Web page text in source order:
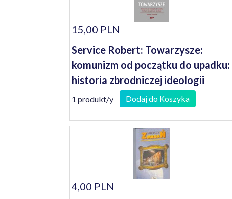
15,00 PLN
Service Robert: Towarzysze:
komunizm od początku do upadku:
historia zbrodniczej ideologii
1 produkt/y Dodaj do Koszyka
4,00 PLN